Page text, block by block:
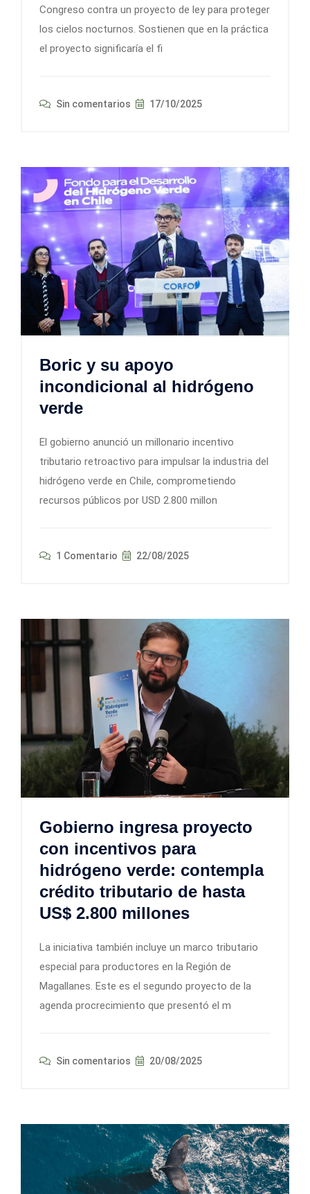
Congreso contra un proyecto de ley para proteger
los cielos nocturnos. Sostienen que en la práctica
el proyecto significaría el fi
Sin comentarios 17/10/2025
Boric y su apoyo
incondicional al hidrógeno
verde
El gobierno anunció un millonario incentivo
tributario retroactivo para impulsar la industria del
hidrógeno verde en Chile, comprometiendo
recursos públicos por USD 2.800 millon
1 Comentario 22/08/2025
Gobierno ingresa proyecto
con incentivos para
hidrógeno verde: contempla
crédito tributario de hasta
US$ 2.800 millones
La iniciativa también incluye un marco tributario
especial para productores en la Región de
Magallanes. Este es el segundo proyecto de la
agenda procrecimiento que presentó el m
Sin comentarios 20/08/2025